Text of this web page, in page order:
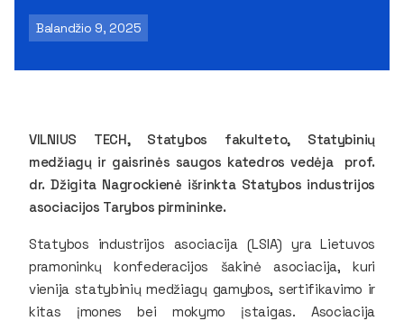
Balandžio 9, 2025
VILNIUS TECH, Statybos fakulteto, Statybinių
medžiagų ir gaisrinės saugos katedros vedėja prof.
dr. Džigita Nagrockienė išrinkta Statybos industrijos
asociacijos Tarybos pirmininke.
Statybos industrijos asociacija (LSIA) yra Lietuvos
pramoninkų konfederacijos šakinė asociacija, kuri
vienija statybinių medžiagų gamybos, sertifikavimo ir
kitas įmones bei mokymo įstaigas. Asociacija